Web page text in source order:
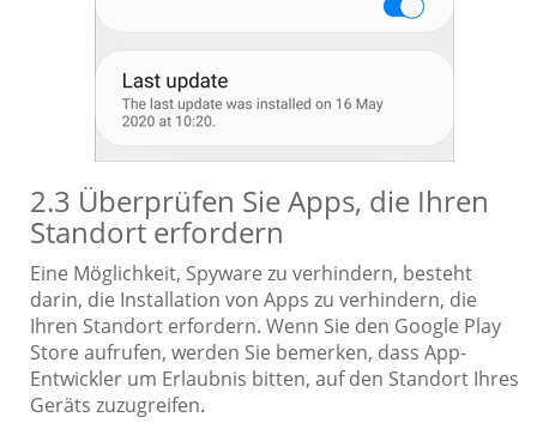
2.3 Überprüfen Sie Apps, die Ihren
Standort erfordern
Eine Möglichkeit, Spyware zu verhindern, besteht
darin, die Installation von Apps zu verhindern, die
Ihren Standort erfordern. Wenn Sie den Google Play
Store aufrufen, werden Sie bemerken, dass App-
Entwickler um Erlaubnis bitten, auf den Standort Ihres
Geräts zuzugreifen.